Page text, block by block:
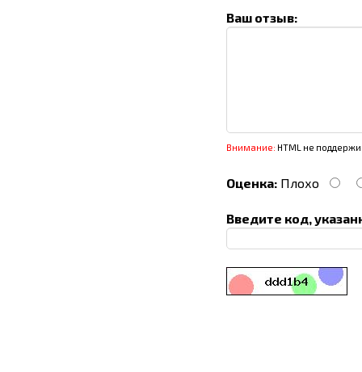
Ваш отзыв:
Внимание: HTML не
Оценка: Плохо
Введите код,